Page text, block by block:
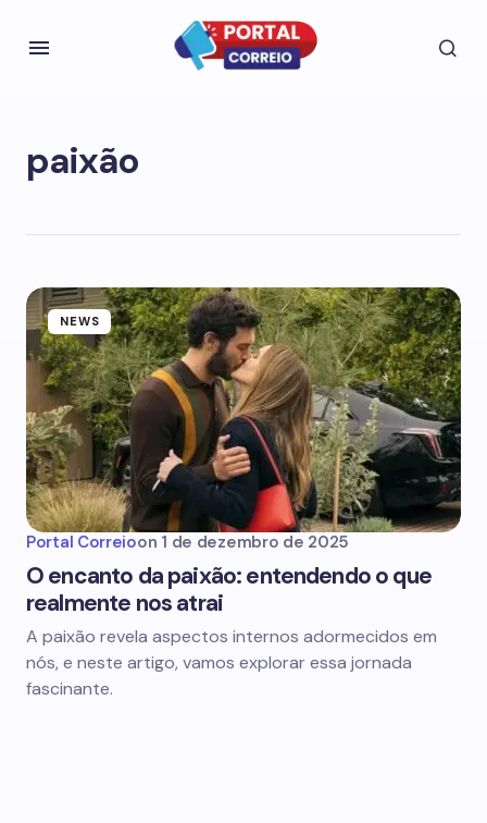
paixão
NEWS
Portal Correioon 1 de dezembro de 2025
O encanto da paixão: entendendo o que
realmente nos atrai
A paixão revela aspectos internos adormecidos em
nós, e neste artigo, vamos explorar essa jornada
fascinante.